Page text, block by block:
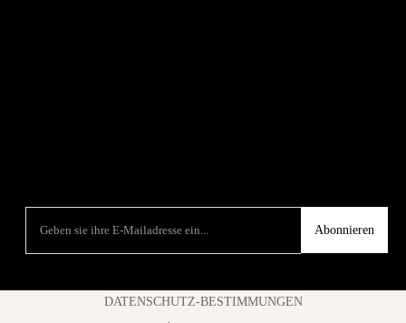
Abonnieren
DATENSCHUTZ-BESTIMMUNGEN